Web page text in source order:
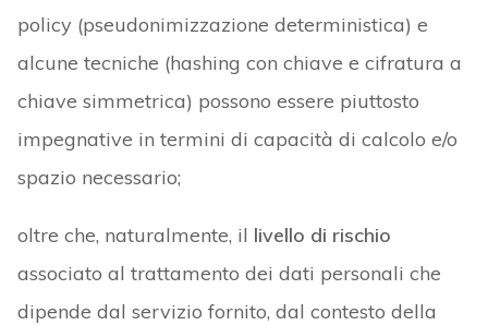
policy (pseudonimizzazione deterministica) e
alcune tecniche (hashing con chiave e cifratura a
chiave simmetrica) possono essere piuttosto
impegnative in termini di capacità di calcolo e/o
spazio necessario;
oltre che, naturalmente, il livello di rischio
associato al trattamento dei dati personali che
dipende dal servizio fornito, dal contesto della